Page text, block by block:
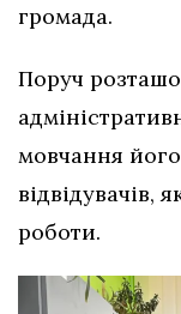
громада.
Поруч
мовчання
відвідувачів,
роботи.